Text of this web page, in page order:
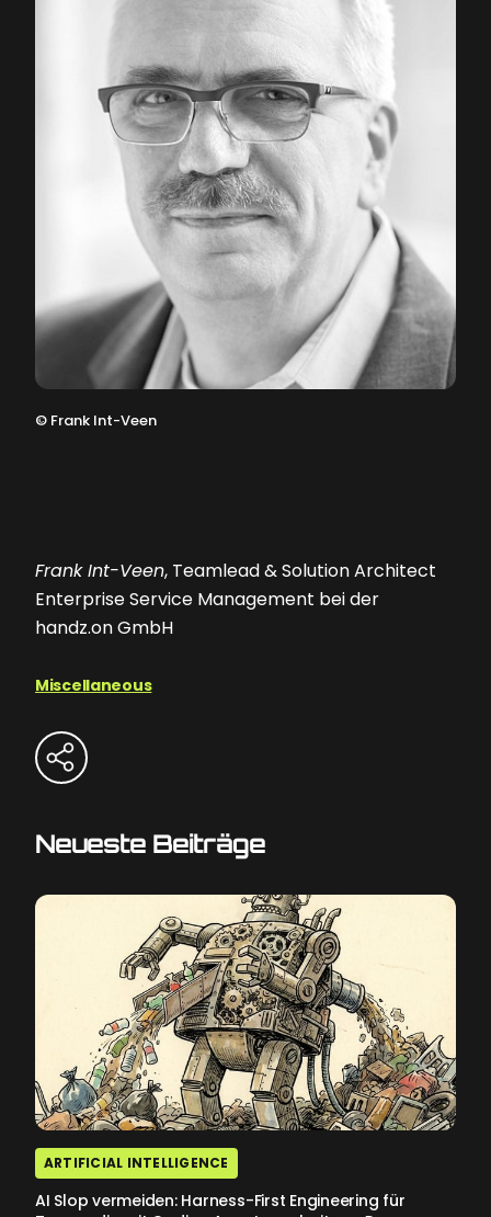
© Frank Int-Veen
Frank Int-Veen, Teamlead & Solution Architect
Enterprise Service Management bei der
handz.on GmbH
Miscellaneous
Neueste Beiträge
ARTIFICIAL INTELLIGENCE
AI Slop vermeiden: Harness-First Engineering für